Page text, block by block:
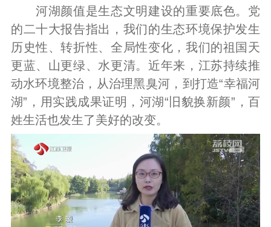
河湖颜值是生态文明建设的重要底色。党
的二十大报告指出，我们的生态环境保护发生
历史性、转折性、全局性变化，我们的祖国天
更蓝、山更绿、水更清。近年来，江苏持续推
动水环境整治，从治理黑臭河，到打造“幸福河
湖”，用实践成果证明，河湖“旧貌换新颜”，百
姓生活也发生了美好的改变。